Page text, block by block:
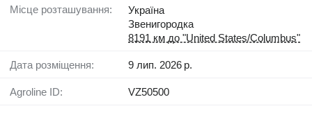
Місце розташування:
Україна
Звенигородка
8191 км до "United States/Columbus"
Дата розміщення: 9 лип. 2026 р.
Agroline ID: VZ50500